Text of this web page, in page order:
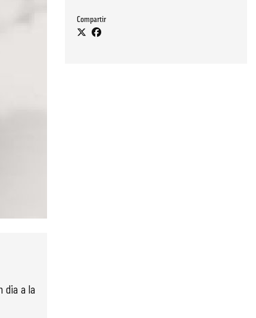
Compartir
dia a la